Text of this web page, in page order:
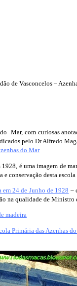
de Vasconcelos –
Mar, com curiosas
pelo Dr.Alfredo
do Mar
é uma imagem de
conservação desta
24 de Junho de 1928 –
na qualidade de Ministro
madeira
Primária das Azenhas